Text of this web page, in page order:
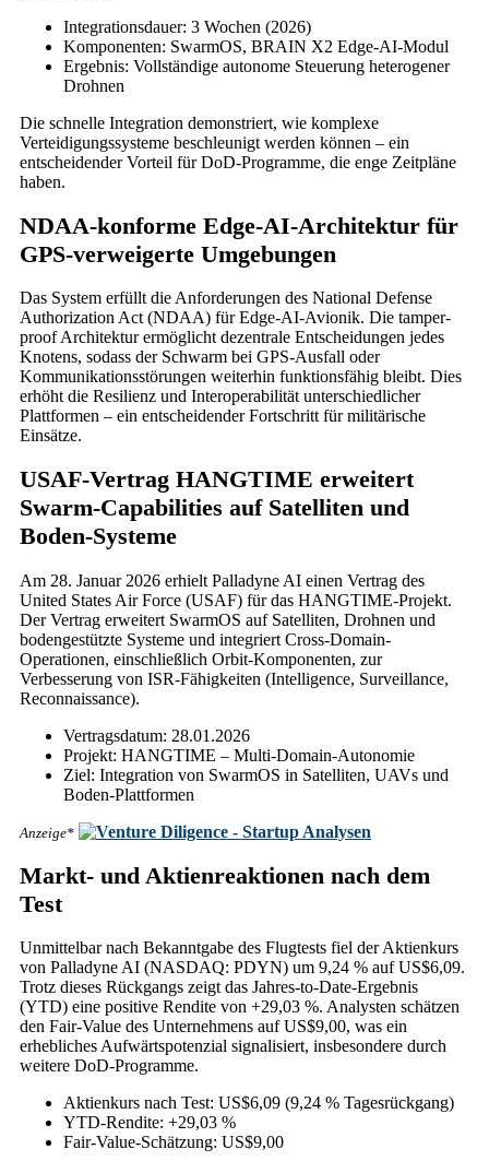
Integrationsdauer: 3 Wochen (2026)
Komponenten: SwarmOS, BRAIN X2 Edge-AI-Modul
Ergebnis: Vollständige autonome Steuerung heterogener
Drohnen
Die schnelle Integration demonstriert, wie komplexe
Verteidigungssysteme beschleunigt werden können – ein
entscheidender Vorteil für DoD-Programme, die enge Zeitpläne
haben.
NDAA-konforme Edge-AI-Architektur für
GPS-verweigerte Umgebungen
Das System erfüllt die Anforderungen des National Defense
Authorization Act (NDAA) für Edge-AI-Avionik. Die tamper-
proof Architektur ermöglicht dezentrale Entscheidungen jedes
Knotens, sodass der Schwarm bei GPS-Ausfall oder
Kommunikationsstörungen weiterhin funktionsfähig bleibt. Dies
erhöht die Resilienz und Interoperabilität unterschiedlicher
Plattformen – ein entscheidender Fortschritt für militärische
Einsätze.
USAF-Vertrag HANGTIME erweitert
Swarm-Capabilities auf Satelliten und
Boden-Systeme
Am 28. Januar 2026 erhielt Palladyne AI einen Vertrag des
United States Air Force (USAF) für das HANGTIME-Projekt.
Der Vertrag erweitert SwarmOS auf Satelliten, Drohnen und
bodengestützte Systeme und integriert Cross-Domain-
Operationen, einschließlich Orbit-Komponenten, zur
Verbesserung von ISR-Fähigkeiten (Intelligence, Surveillance,
Reconnaissance).
Vertragsdatum: 28.01.2026
Projekt: HANGTIME – Multi-Domain-Autonomie
Ziel: Integration von SwarmOS in Satelliten, UAVs und
Boden-Plattformen
Anzeige*
Markt- und Aktienreaktionen nach dem
Test
Unmittelbar nach Bekanntgabe des Flugtests fiel der Aktienkurs
von Palladyne AI (NASDAQ: PDYN) um 9,24 % auf US$6,09.
Trotz dieses Rückgangs zeigt das Jahres-to-Date-Ergebnis
(YTD) eine positive Rendite von +29,03 %. Analysten schätzen
den Fair-Value des Unternehmens auf US$9,00, was ein
erhebliches Aufwärtspotenzial signalisiert, insbesondere durch
weitere DoD-Programme.
Aktienkurs nach Test: US$6,09 (9,24 % Tagesrückgang)
YTD-Rendite: +29,03 %
Fair-Value-Schätzung: US$9,00